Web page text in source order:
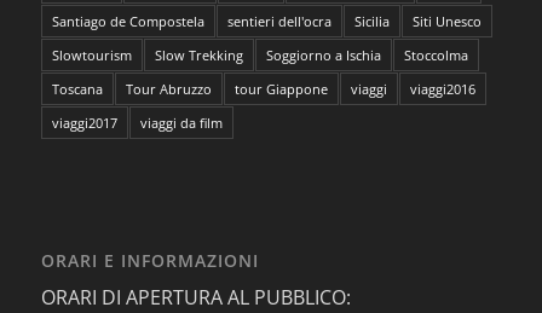
Santiago de Compostela
sentieri dell'ocra Sicilia
Siti Unesco
Slowtourism
Slow Trekking Soggiorno a Ischia
Stoccolma
Toscana
Tour Abruzzo tour Giappone viaggi
viaggi2016
viaggi2017
viaggi da film
ORARI E INFORMAZIONI
ORARI DI APERTURA AL PUBBLICO: